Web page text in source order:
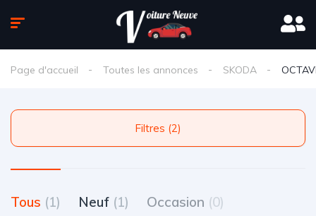
Page d'accueil Toutes les annonces SKODA
Filtres (2)
Tous (1) Neuf (1) Occasion (0)